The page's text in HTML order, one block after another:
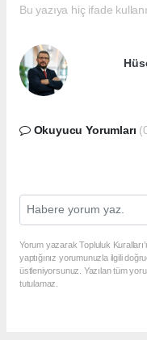
Bu yazıya hiç ifade
Okuyucu Yorumları
Yorum yazarak Topluluk
yaptığınız yorumunuzla ilgili
üstleniyorsunuz. Yazılan tüm
tutulamaz.